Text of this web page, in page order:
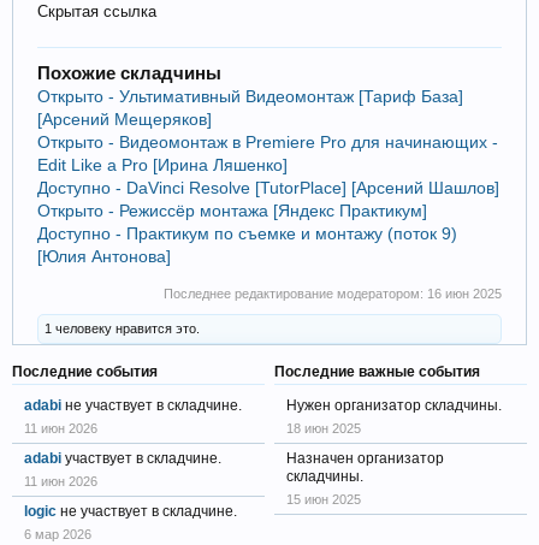
Скрытая ссылка
Похожие складчины
Открыто - Ультимативный Видеомонтаж [Тариф База]
[Арсений Мещеряков]
Открыто - Видеомонтаж в Premiere Pro для начинающих -
Edit Like a Pro [Ирина Ляшенко]
Доступно - DaVinci Resolve [TutorPlace] [Арсений Шашлов]
Открыто - Режиссёр монтажа [Яндекс Практикум]
Доступно - Практикум по съемке и монтажу (поток 9)
[Юлия Антонова]
Последнее редактирование модератором: 16 июн 2025
1 человеку нравится это.
Последние события
adabi не участвует в складчине.
11 июн 2026
adabi участвует в складчине.
11 июн 2026
logic не участвует в складчине.
6 мар 2026
Последние важные события
Нужен организатор складчины.
18 июн 2025
Назначен организатор
складчины.
15 июн 2025